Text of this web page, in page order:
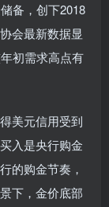
备，创下2018
会最新数据显
初需求高点有
美元信用受到
入是央行购金
的购金节奏，
下，金价底部